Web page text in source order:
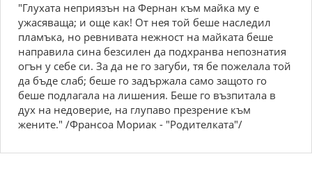
"Глухата неприязън на Фернан към майка му е
ужасяваща; и още как! От нея той беше наследил
пламъка, но ревнивата нежност на майката беше
направила сина безсилен да подхранва непознатия
огън у себе си. За да не го загуби, тя бе пожелала той
да бъде слаб; беше го задържала само защото го
беше подлагала на лишения. Беше го възпитала в
дух на недоверие, на глупаво презрение към
жените." /Франсоа Мориак - "Родителката"/